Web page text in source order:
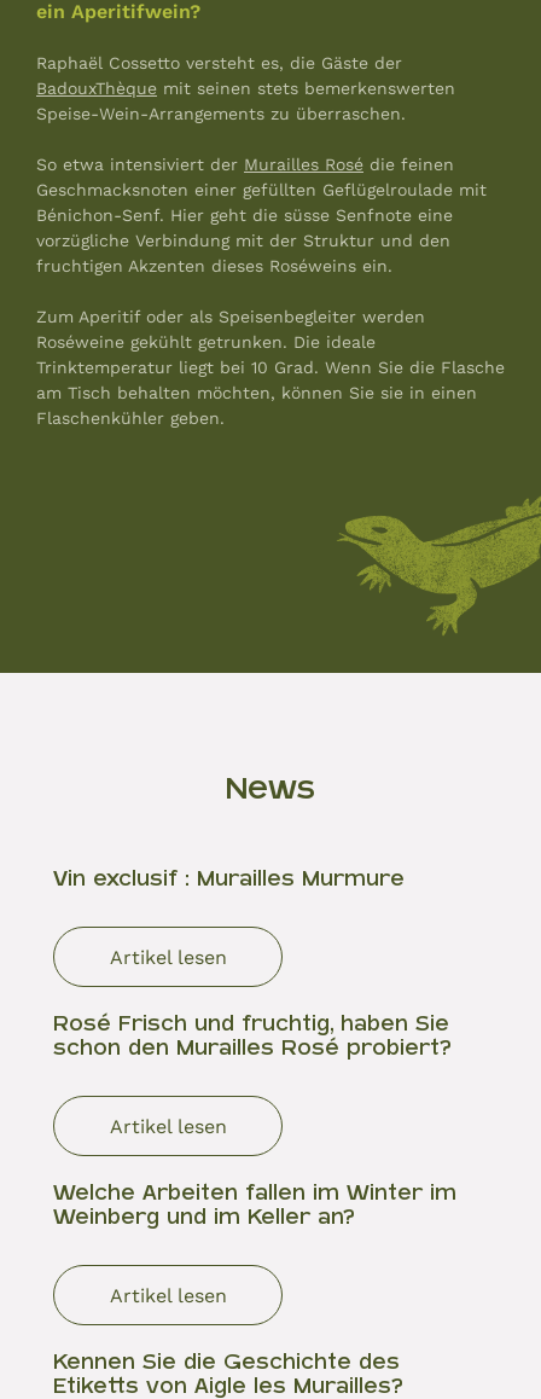
ein Aperitifwein?
Raphaël Cossetto versteht es, die Gäste der
BadouxThèque mit seinen stets bemerkenswerten
Speise-Wein-Arrangements zu überraschen.
So etwa intensiviert der Murailles Rosé die feinen
Geschmacksnoten einer gefüllten Geflügelroulade mit
Bénichon-Senf. Hier geht die süsse Senfnote eine
vorzügliche Verbindung mit der Struktur und den
fruchtigen Akzenten dieses Roséweins ein.
Zum Aperitif oder als Speisenbegleiter werden
Roséweine gekühlt getrunken. Die ideale
Trinktemperatur liegt bei 10 Grad. Wenn Sie die Flasche
am Tisch behalten möchten, können Sie sie in einen
Flaschenkühler geben.
News
Vin exclusif : Murailles Murmure
Artikel lesen
Rosé Frisch und fruchtig, haben Sie
schon den Murailles Rosé probiert?
Artikel lesen
Welche Arbeiten fallen im Winter im
Weinberg und im Keller an?
Artikel lesen
Kennen Sie die Geschichte des
Etiketts von Aigle les Murailles?